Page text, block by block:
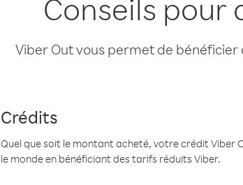
Conseils pour
Viber Out vous permet de
Crédits
Quel que soit le montant acheté, votre crédit Viber
le monde en bénéficiant des tarifs réduits Viber.